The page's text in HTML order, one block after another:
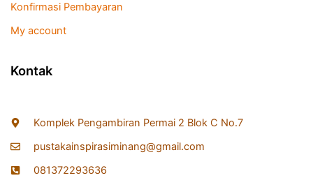
Konfirmasi Pembayaran
My account
Kontak
Komplek Pengambiran Permai 2 Blok C No.7
pustakainspirasiminang@gmail.com
081372293636